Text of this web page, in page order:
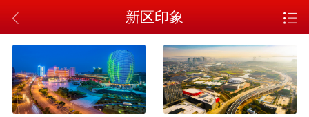
新区印象